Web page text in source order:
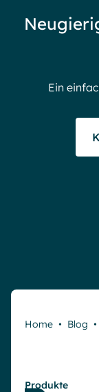
Ein
Home • Blog •
Produkte